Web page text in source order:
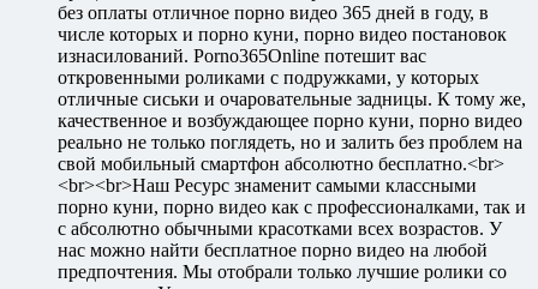
без оплаты отличное порно видео 365 дней в году, в
числе которых и порно куни, порно видео постановок
изнасилований. Porno365Online потешит вас
откровенными роликами с подружками, у которых
отличные сиськи и очаровательные задницы. К тому же,
качественное и возбуждающее порно куни, порно видео
реально не только поглядеть, но и залить без проблем на
свой мобильный смартфон абсолютно бесплатно.<br>
<br><br>Наш Ресурс знаменит самыми классными
порно куни, порно видео как с профессионалками, так и
с абсолютно обычными красотками всех возрастов. У
нас можно найти бесплатное порно видео на любой
предпочтения. Мы отобрали только лучшие ролики со